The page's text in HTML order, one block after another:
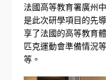
法國高等教育署廣州
是此次研學項目的先
享了法國的高等教育
匹克運動會準備情況
等。